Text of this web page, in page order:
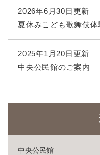
2026年6月30日更新
夏休みこども歌舞伎
2025年1月20日更新
中央公民館のご案内
中央公民館